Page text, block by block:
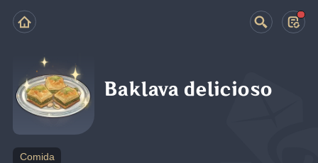
Baklava delicioso
Comida